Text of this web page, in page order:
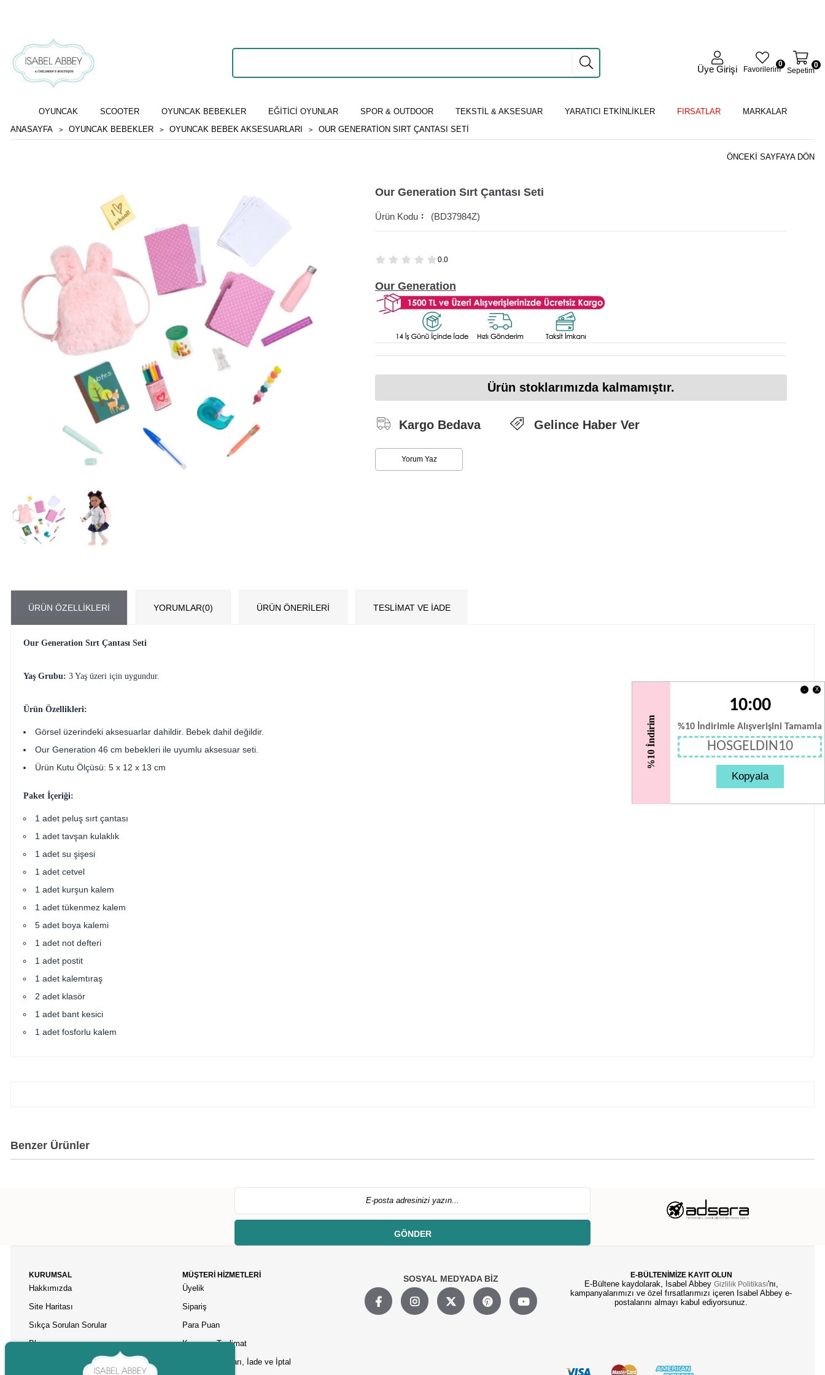
%10 İndirim
10:00
%10 İndirimle Alışverişini Tamamla
HOSGELDIN10
Kopyala
X
-
Üye Girişi Favorilerim
0
Sepetim
0
OYUNCAK SCOOTER OYUNCAK BEBEKLER EĞİTİCİ OYUNLAR SPOR & OUTDOOR TEKSTİL & AKSESUAR YARATICI ETKİNLİKLER FIRSATLAR
MARKALAR
ANASAYFA
OYUNCAK BEBEKLER OYUNCAK BEBEK AKSESUARLARI OUR GENERATION SIRT ÇANTASI SETI
ÖNCEKI SAYFAYA DÖN
Our Generation Sırt Çantası Seti
(BD37984Z)
0.0
Our Generation
Ürün stoklarımızda kalmamıştır.
Kargo Bedava Gelince Haber Ver
Yorum Yaz
ÜRÜN ÖZELLIKLERI YORUMLAR(0) ÜRÜN ÖNERILERI TESLİMAT VE İADE
Our Generation Sırt Çantası Seti
Yaş Grubu: 3 Yaş üzeri için uygundur.
Ürün Özellikleri:
Görsel üzerindeki aksesuarlar dahildir. Bebek dahil değildir.
Our Generation 46 cm bebekleri ile uyumlu aksesuar seti.
Ürün Kutu Ölçüsü: 5 x 12 x 13 cm
Paket İçeriği:
1 adet peluş sırt çantası
1 adet tavşan kulaklık
1 adet su şişesi
1 adet cetvel
1 adet kurşun kalem
1 adet tükenmez kalem
5 adet boya kalemi
1 adet not defteri
1 adet postit
1 adet kalemtıraş
2 adet klasör
1 adet bant kesici
1 adet fosforlu kalem
Benzer Ürünler
GÖNDER
KURUMSAL
Hakkımızda
Site Haritası
Sıkça Sorulan Sorular
Blog
MÜŞTERİ HİZMETLERİ
Üyelik
Sipariş
Para Puan
Kargo ve Teslimat
Garanti Koşulları, İade ve İptal
SOSYAL MEDYADA BİZ E-BÜLTENİMİZE KAYIT OLUN
E-Bültene kaydolarak, Isabel Abbey Gizlilik Politikası'nı,
kampanyalarımızı ve özel fırsatlarımızı içeren Isabel Abbey e-
postalarını almayı kabul ediyorsunuz.